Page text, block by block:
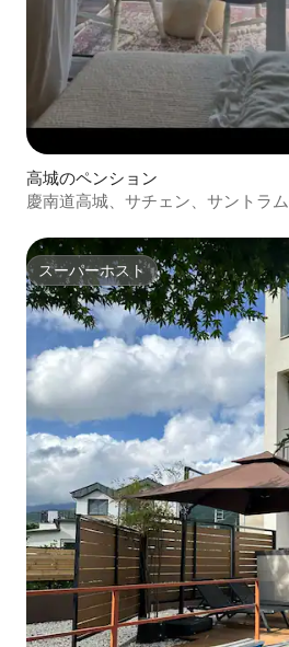
高城のペンション
慶南道高城、サチェン、サントラ
スーパーホスト
スーパーホスト